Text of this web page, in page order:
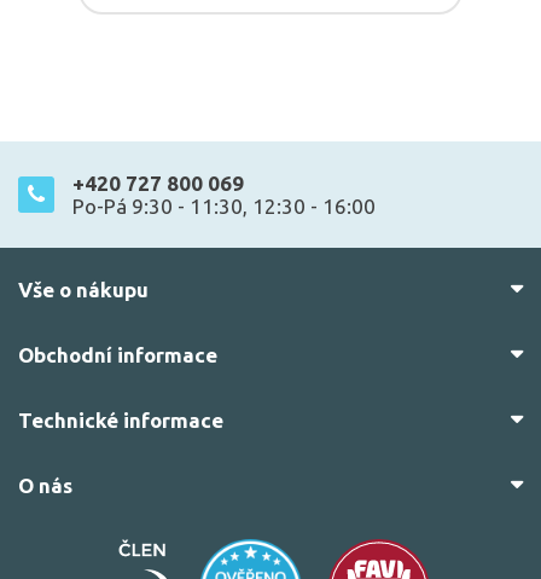
+420 727 800 069
Po-Pá 9:30 - 11:30, 12:30 - 16:00
Vše o nákupu
Obchodní informace
Technické informace
O nás